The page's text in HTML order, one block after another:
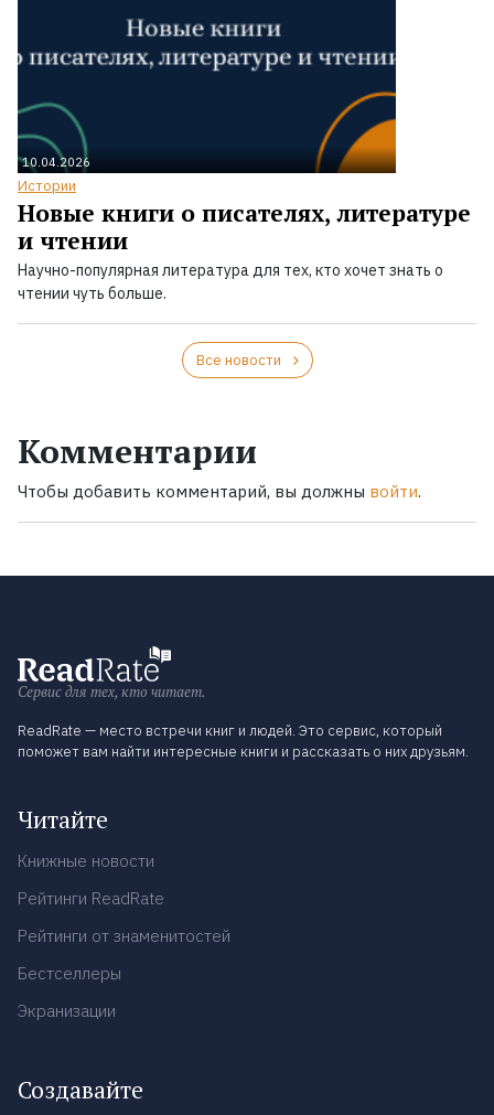
10.04.2026
Истории
Новые книги о писателях, литературе
и чтении
Научно-популярная литература для тех, кто хочет знать о
чтении чуть больше.
Все новости
Комментарии
Чтобы добавить комментарий, вы должны войти.
Сервис для тех, кто читает.
ReadRate — место встречи книг и людей. Это сервис, который
поможет вам найти интересные книги и рассказать о них друзьям.
Читайте
Книжные новости
Рейтинги ReadRate
Рейтинги от знаменитостей
Бестселлеры
Экранизации
Создавайте